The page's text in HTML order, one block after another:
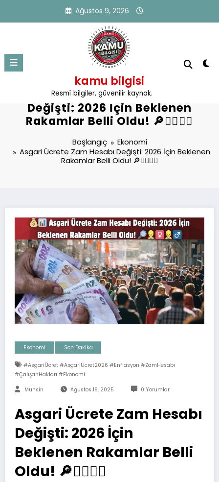
Ağustos 9, 2026
kamu bilgisi
Resmî bilgiler, güvenilir kaynak.
Asgari Ücrete Zam Hesabı
Değişti: 2026 İçin Beklenen
Rakamlar Belli Oldu! 🔎👷‍♀️👷‍♂️
Başlangıç
Ekonomi
Asgari Ücrete Zam Hesabı Değişti: 2026 İçin Beklenen
Rakamlar Belli Oldu! 🔎👷‍♀️👷‍♂️
Ekonomi Son Dakika
#AsgariÜcret #AsgariÜcret2026 #Enflasyon #ZamHesabı
#ÇalışanHakları #Ekonomi
Muhsin Ağustos 16, 2025 0 Yorumlar
Asgari Ücrete Zam Hesabı
Değişti: 2026 İçin
Beklenen Rakamlar Belli
Oldu! 🔎👷‍♀️👷‍♂️